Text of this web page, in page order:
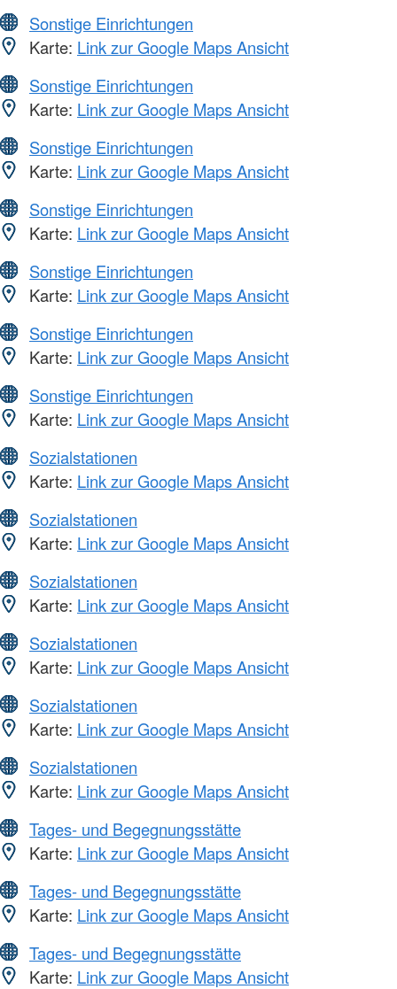
Sonstige Einrichtungen
Karte: Link zur Google Maps Ansicht
Sonstige Einrichtungen
Karte: Link zur Google Maps Ansicht
Sonstige Einrichtungen
Karte: Link zur Google Maps Ansicht
Sonstige Einrichtungen
Karte: Link zur Google Maps Ansicht
Sonstige Einrichtungen
Karte: Link zur Google Maps Ansicht
Sonstige Einrichtungen
Karte: Link zur Google Maps Ansicht
Sonstige Einrichtungen
Karte: Link zur Google Maps Ansicht
Sozialstationen
Karte: Link zur Google Maps Ansicht
Sozialstationen
Karte: Link zur Google Maps Ansicht
Sozialstationen
Karte: Link zur Google Maps Ansicht
Sozialstationen
Karte: Link zur Google Maps Ansicht
Sozialstationen
Karte: Link zur Google Maps Ansicht
Sozialstationen
Karte: Link zur Google Maps Ansicht
Tages- und Begegnungsstätte
Karte: Link zur Google Maps Ansicht
Tages- und Begegnungsstätte
Karte: Link zur Google Maps Ansicht
Tages- und Begegnungsstätte
Karte: Link zur Google Maps Ansicht